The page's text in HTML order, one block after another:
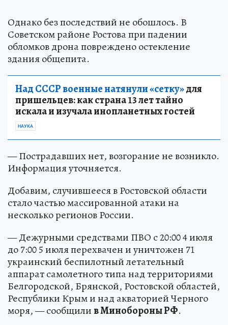
Однако без последствий не обошлось. В
Советском районе Ростова при падении
обломков дрона повреждено остекление
здания общепита.
Над СССР военные натянули «сетку»для
пришельцев: как страна 13 лет тайно
искала и изучала инопланетных гостей
НАУКА
— Пострадавших нет, возгорание не возникло.
Информация уточняется.
Добавим, случившееся в Ростовской области
стало частью массированной атаки на
несколько регионов России.
— Дежурными средствами ПВО с 20:00 4 июля
до 7:00 5 июля перехвачен и уничтожен 71
украинский беспилотный летательный
аппарат самолетного типа над территориями
Белгородской, Брянской, Ростовской областей,
Республики Крым и над акваторией Черного
моря, — сообщилив Минобороны РФ.